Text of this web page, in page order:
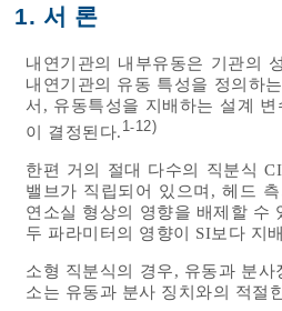
1. 서 론
내연기관의 내부유동은 기관의
내연기관의 유동 특성을 정의하
서, 유동특성을 지배하는 설계
이 결정된다. 1-12)
한편 거의 절대 다수의 직분식
밸브가 직립되어 있으며, 헤드
연소실 형상의 영향을 배제할 수
두 파라미터의 영향이 SI보다 지
소형 직분식의 경우, 유동과 분
소는 유동과 분사 징치와의 적절